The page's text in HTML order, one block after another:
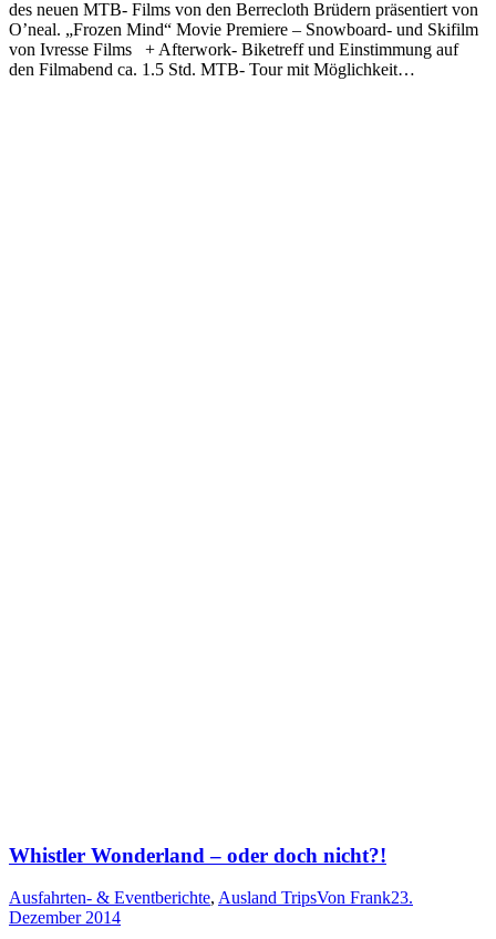
des neuen MTB- Films von den Berrecloth Brüdern präsentiert von
O’neal. „Frozen Mind“ Movie Premiere – Snowboard- und Skifilm
von Ivresse Films + Afterwork- Biketreff und Einstimmung auf
den Filmabend ca. 1.5 Std. MTB- Tour mit Möglichkeit…
Whistler Wonderland – oder doch nicht?!
Ausfahrten- & Eventberichte, Ausland TripsVon Frank23.
Dezember 2014